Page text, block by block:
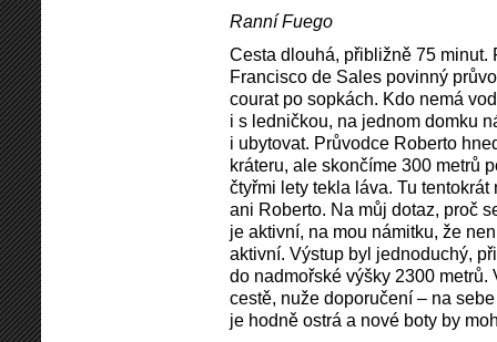
Ranní Fuego
Cesta dlouhá, přibližně 75
Francisco de Sales povinný
courat po sopkách. Kdo nemá
i s ledničkou, na jednom domku
i ubytovat. Průvodce Roberto
kráteru, ale skončíme 300 metrů
čtyřmi lety tekla láva. Tu
ani Roberto. Na můj dotaz, proč
je aktivní, na mou námitku, že
aktivní. Výstup byl jednoduchý,
do nadmořské výšky 2300
cestě, nuže doporučení – na
je hodně ostrá a nové boty by